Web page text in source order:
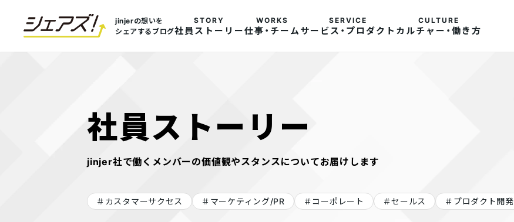
jinjerの想いを
シェアするブログ社員ストーリー仕事・チームサービス・プロダクト カルチャー・働き方
トップ
プロダクト採用
採用ブログシェアズ！
社内制度・オフィス
社員ストーリー
験を大切にするものづくりが
したい！Web広告デザイナーか
仕事・チーム
社員ストーリー
jinjer社で働くメンバーの価値観やスタンスについてお届けします
カスタマーサクセス マーケティング/PR コーポレート セールス プロダクト開発